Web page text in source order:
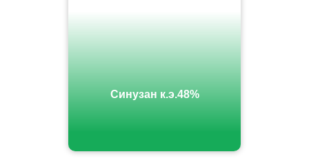
Синузан к.э.48%